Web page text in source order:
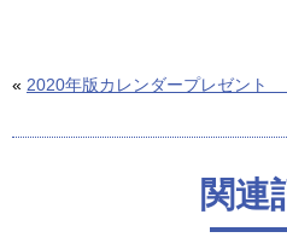
« 2020年版カレンダープレゼント
関連